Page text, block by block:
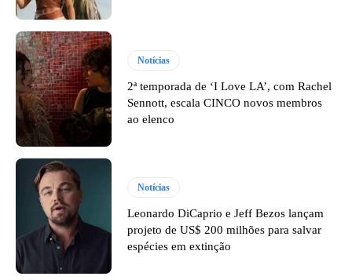
Notícias
2ª temporada de ‘I Love LA’, com Rachel
Sennott, escala CINCO novos membros
ao elenco
Notícias
Leonardo DiCaprio e Jeff Bezos lançam
projeto de US$ 200 milhões para salvar
espécies em extinção